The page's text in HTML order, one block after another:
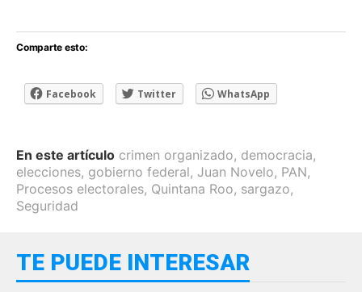
Comparte esto:
Facebook Twitter WhatsApp
En este artículo crimen organizado, democracia,
elecciones, gobierno federal, Juan Novelo, PAN,
Procesos electorales, Quintana Roo, sargazo,
Seguridad
TE PUEDE INTERESAR